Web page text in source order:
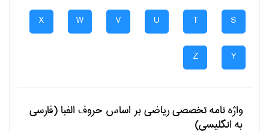
S
T
U
V
W
X
Y
Z
واژه نامه تخصصیرياضیبر اساس حروف الفبا (فارسی
به انگلیسی)